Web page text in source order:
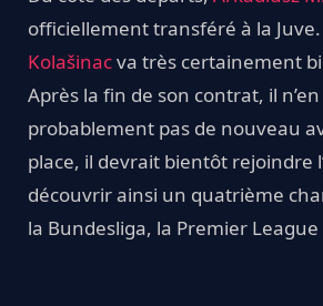
officiellement transféré à la Juve.
Kolašinacva très certainement
Après la fin de son contrat, il
probablement pas de nouveau
place, il devrait bientôt rejoindre
découvrir ainsi un quatrième
la Bundesliga, la Premier